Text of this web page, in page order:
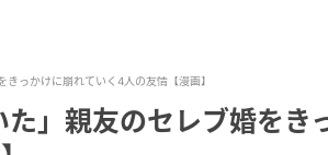
っかけに崩れていく4人の友情【漫画】
」親友のセレブ婚をき